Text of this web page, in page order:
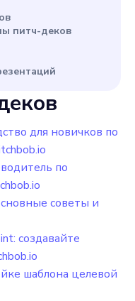
питч-деков
для новичков по
по
советы и
создавайте
шаблона целевой